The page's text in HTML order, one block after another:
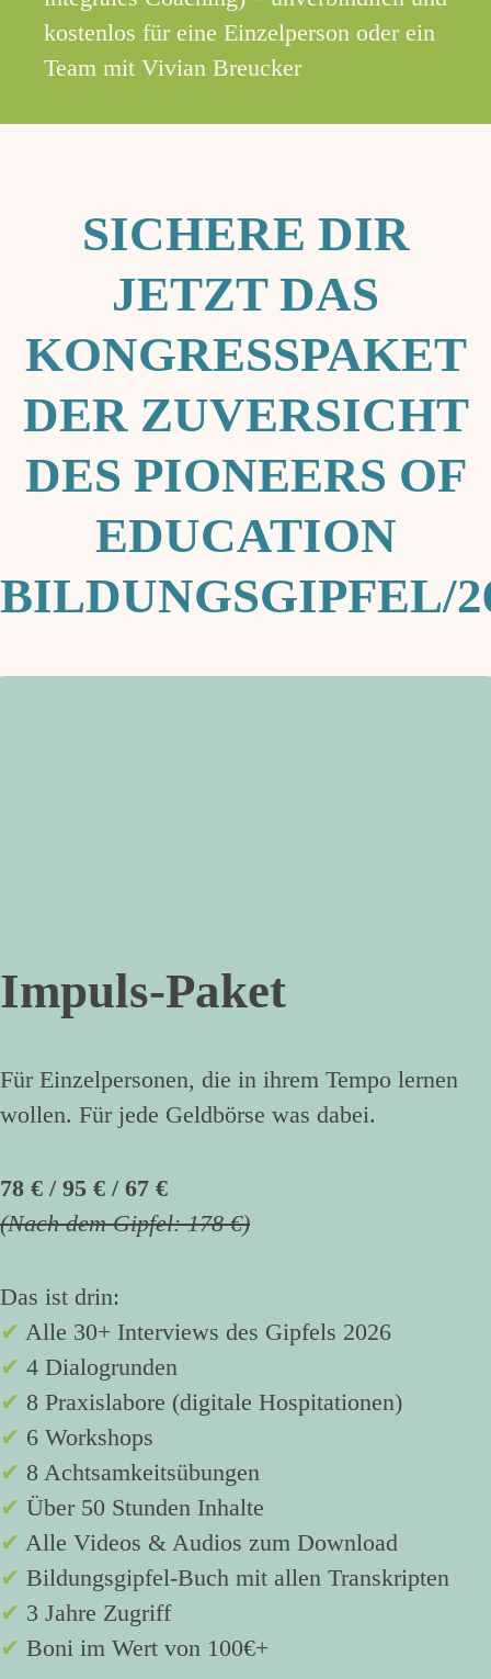
kostenlos für eine Einzelperson oder ein
Team mit Vivian Breucker
SICHERE DIR
JETZT DAS
KONGRESSPAKET
DER ZUVERSICHT
DES PIONEERS OF
EDUCATION
BILDUNGSGIPFEL/
Impuls-Paket
Für Einzelpersonen, die in ihrem Tempo lernen
wollen. Für jede Geldbörse was dabei.
78 € / 95 € / 67 €
(Nach dem Gipfel: 178 €)
Das ist drin:
✔ Alle 30+ Interviews des Gipfels 2026
✔ 4 Dialogrunden
✔ 8 Praxislabore (digitale Hospitationen)
✔ 6 Workshops
✔ 8 Achtsamkeitsübungen
✔ Über 50 Stunden Inhalte
✔ Alle Videos & Audios zum Download
✔ Bildungsgipfel-Buch mit allen Transkripten
✔ 3 Jahre Zugriff
✔ Boni im Wert von 100€+